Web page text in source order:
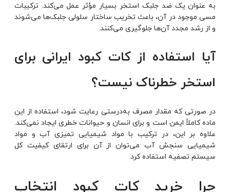
به عنوان یک ضد جلبک استخر بسیار مؤثر عمل می‌کند. ترکیبات
مسی موجود در آن، باعث تخریب ساختار سلولی جلبک‌ها می‌شوند
و از رشد مجدد آن‌ها جلوگیری می‌کنند.
آیا استفاده از کات کبود ایرانی برای
استخر خطرناک نیست؟
در صورتی که مقدار مصرف به‌درستی رعایت شود، استفاده از این
ماده کاملاً ایمن است و برای انسان و حیوانات خطری ایجاد نمی‌کند.
علاوه بر این، در ترکیب با مواد شیمیایی تمیزی آب و مواد
شیمیایی سنجش آب می‌توان از آن برای ارتقای کیفیت کل
سیستم تصفیه استفاده کرد.
چرا خرید کات کبود انتخاب